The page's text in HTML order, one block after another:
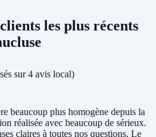
les plus récents
sur 4 avis local)
beaucoup plus homogène depuis la
réalisée avec beaucoup de sérieux.
claires à toutes nos questions. Le